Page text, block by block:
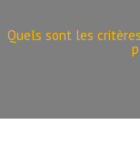
Quels sont les